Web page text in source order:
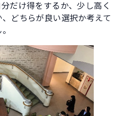
だけ得をするか、少し高く
どちらが良い選択か考えて